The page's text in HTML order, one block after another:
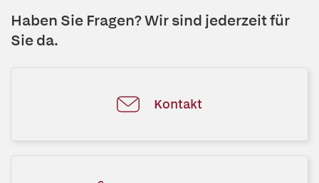
Haben Sie Fragen? Wir sind jederzeit für
Sie da.
Kontakt